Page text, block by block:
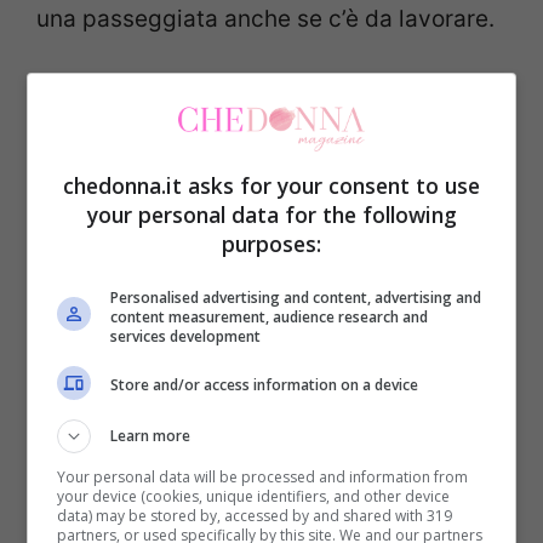
una passeggiata anche se c’è da lavorare.
Fornelli e pentole incrostate,
il metodo che funziona
sempre anche per la pulizia
personale
Tutto quello che serve sono ifondi di caffè
e mezzo limone, niente di più. Versiamo il
caffè in una ciotolina, mescoliamolo con
poche gocce di succo di limone usando un
cucchiaio ed è già pronto. La consistenza
deve essere quella di una pomata.
chedonna.it asks for your consent to use
your personal data for the following
purposes:
Personalised advertising and content, advertising and
content measurement, audience research and
services development
Store and/or access information on a device
Learn more
Your personal data will be processed and information from
your device (cookies, unique identifiers, and other device
data) may be stored by, accessed by and shared with 319
partners, or used specifically by this site. We and our partners